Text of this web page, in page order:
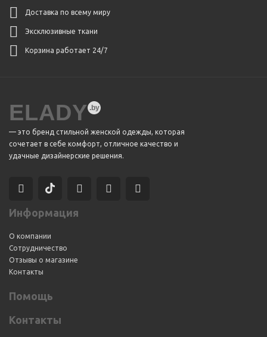
Доставка по всему миру
Эксклюзивные ткани
Корзина работает 24/7
ELADY
— это бренд стильной женской одежды, которая
сочетает в себе комфорт, отличное качество и
удачные дизайнерские решения.
Информация
О компании
Сотрудничество
Отзывы о магазине
Контакты
Помощь
Контакты